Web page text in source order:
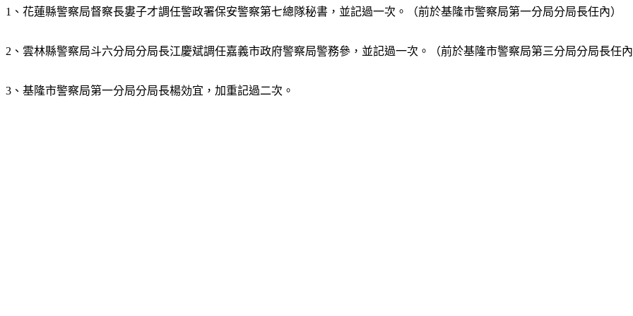
1、花蓮縣警察局督察長婁子才調任警政署保安警察第七總隊秘書，並記過一次。（前於基隆市警察局第一分局分局長任內）
2、雲林縣警察局斗六分局分局長江慶斌調任嘉義市政府警察局警務參，並記過一次。（前於基隆市警察局第三分局分局長任
3、基隆市警察局第一分局分局長楊効宜，加重記過二次。